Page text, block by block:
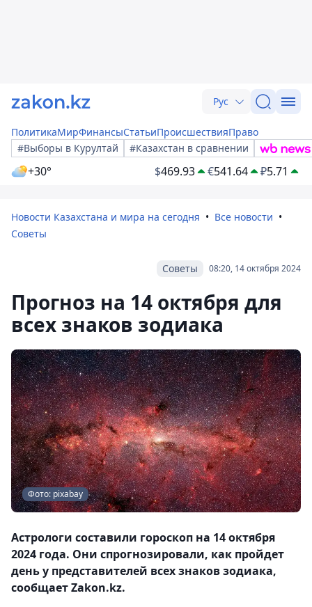
Рус
ПолитикаМирФинансыСтатьиПроисшествияПраво
#Выборы в Курултай
#Казахстан в сравнении
+30° $469.93 €541.64 ₽5.71
Новости Казахстана и мира на сегодня
Все новости
Советы
08:20, 14 октября 2024
Советы
Прогноз на 14 октября для
всех знаков зодиака
Фото: pixabay
Астрологи составили гороскоп на 14 октября
2024 года. Они спрогнозировали, как пройдет
день у представителей всех знаков зодиака,
сообщает Zakon.kz.